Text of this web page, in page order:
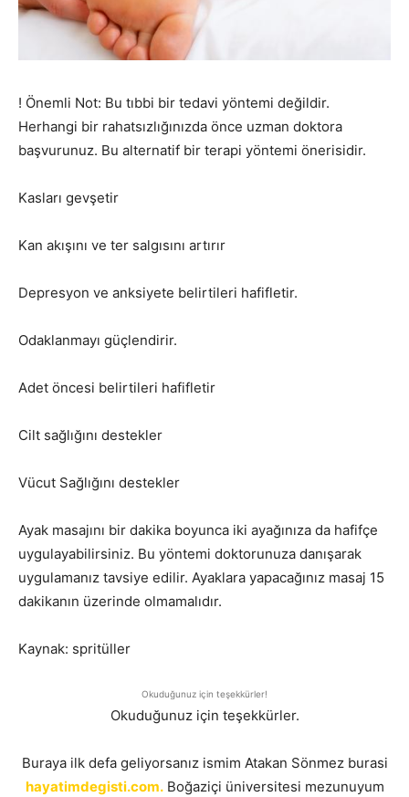
! Önemli Not: Bu tıbbi bir tedavi yöntemi değildir.
Herhangi bir rahatsızlığınızda önce uzman doktora
başvurunuz. Bu alternatif bir terapi yöntemi önerisidir.
Kasları gevşetir
Kan akışını ve ter salgısını artırır
Depresyon ve anksiyete belirtileri hafifletir.
Odaklanmayı güçlendirir.
Adet öncesi belirtileri hafifletir
Cilt sağlığını destekler
Vücut Sağlığını destekler
Ayak masajını bir dakika boyunca iki ayağınıza da hafifçe
uygulayabilirsiniz. Bu yöntemi doktorunuza danışarak
uygulamanız tavsiye edilir. Ayaklara yapacağınız masaj 15
dakikanın üzerinde olmamalıdır.
Kaynak: spritüller
Okuduğunuz için teşekkürler!
Okuduğunuz için teşekkürler.
Buraya ilk defa geliyorsanız ismim Atakan Sönmez burasi
hayatimdegisti.com.Boğaziçi üniversitesi mezunuyum